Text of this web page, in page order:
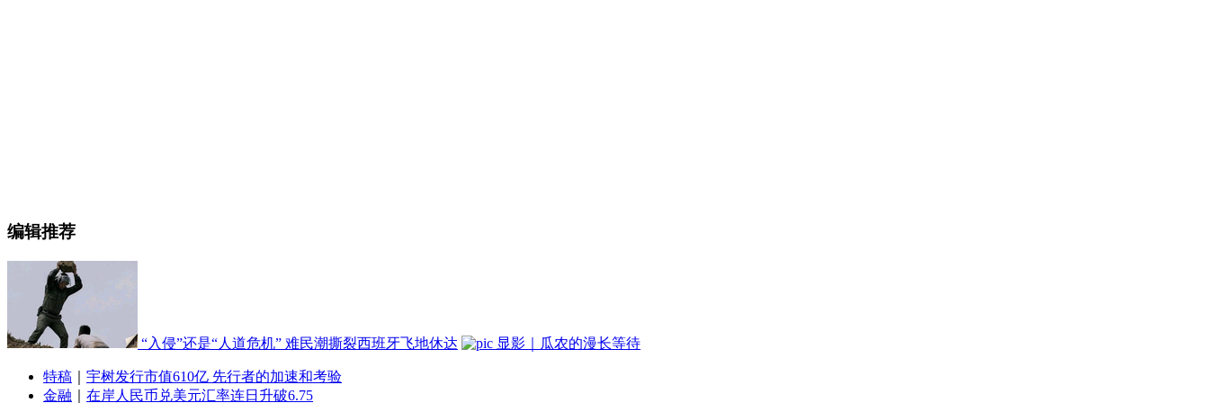
编辑推荐
“入侵”还是“人道危机” 难民潮撕裂西班牙飞地休达 显影｜瓜农的漫长等待
特稿
宇树发行市值610亿 先行者的加速和考验
金融
在岸人民币兑美元汇率连日升破6.75